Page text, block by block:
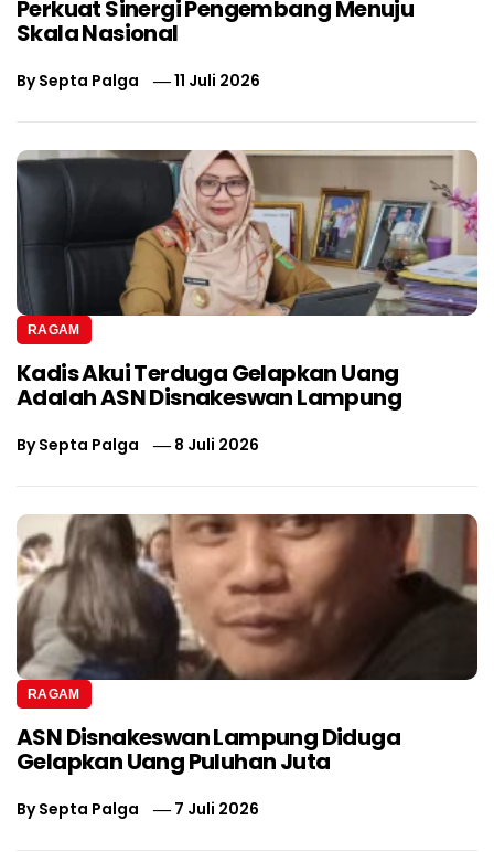
Perkuat Sinergi Pengembang Menuju
Skala Nasional
BySepta Palga 11 Juli 2026
RAGAM
Kadis Akui Terduga Gelapkan Uang
Adalah ASN Disnakeswan Lampung
BySepta Palga 8 Juli 2026
RAGAM
ASN Disnakeswan Lampung Diduga
Gelapkan Uang Puluhan Juta
BySepta Palga 7 Juli 2026